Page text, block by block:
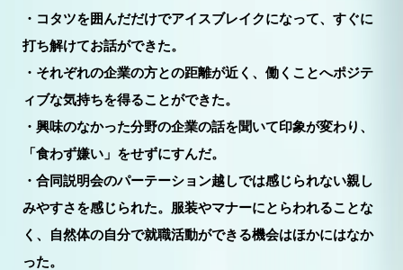
・コタツを囲んだだけでアイスブレイクになって、すぐに
打ち解けてお話ができた。
・それぞれの企業の方との距離が近く、働くことへポジテ
ィブな気持ちを得ることができた。
・興味のなかった分野の企業の話を聞いて印象が変わり、
「食わず嫌い」をせずにすんだ。
・合同説明会のパーテーション越しでは感じられない親し
みやすさを感じられた。服装やマナーにとらわれることな
く、自然体の自分で就職活動ができる機会はほかにはなか
った。